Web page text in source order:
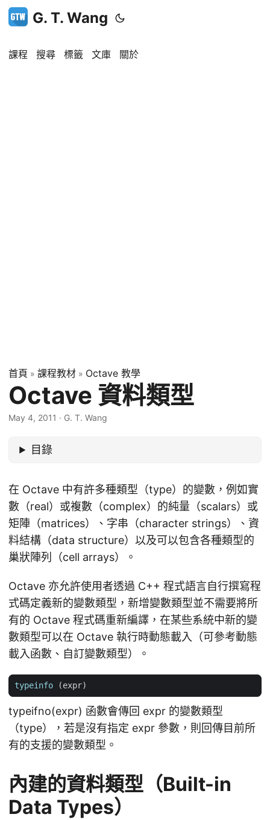
G. T. Wang
課程 搜尋 標籤 文庫 關於
首頁 » 課程教材 » Octave 教學
Octave 資料類型
May 4, 2011 · G. T. Wang
目錄
在 Octave 中有許多種類型（type）的變數，例如實
數（real）或複數（complex）的純量（scalars）或
矩陣（matrices）、字串（character strings）、資
料結構（data structure）以及可以包含各種類型的
巢狀陣列（cell arrays）。
Octave 亦允許使用者透過 C++ 程式語言自行撰寫程
式碼定義新的變數類型，新增變數類型並不需要將所
有的 Octave 程式碼重新編譯，在某些系統中新的變
數類型可以在 Octave 執行時動態載入（可參考動態
載入函數、自訂變數類型）。
typeinfo (expr)
typeifno(expr) 函數會傳回 expr 的變數類型
（type），若是沒有指定 expr 參數，則回傳目前所
有的支援的變數類型。
內建的資料類型（Built-in
Data Types）